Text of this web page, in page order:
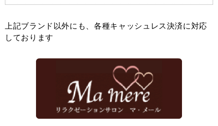
上記ブランド以外にも、各種キャッシュレス決済に対応
しております